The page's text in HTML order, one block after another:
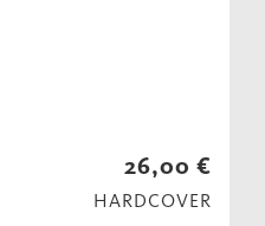
26,00 €
HARDCOVER